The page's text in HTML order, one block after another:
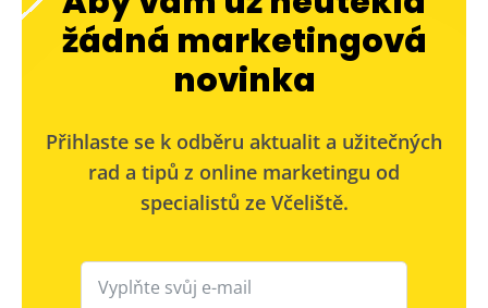
žádná marketingová
novinka
Přihlaste se k odběru aktualit a užitečných
rad a tipů z online marketingu od
specialistů ze Včeliště.